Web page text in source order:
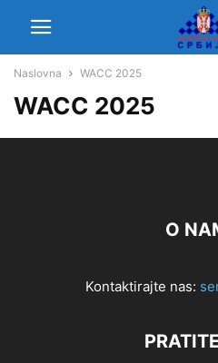
Naslovna WACC 2025
WACC 2025
O
Kontaktirajte nas: